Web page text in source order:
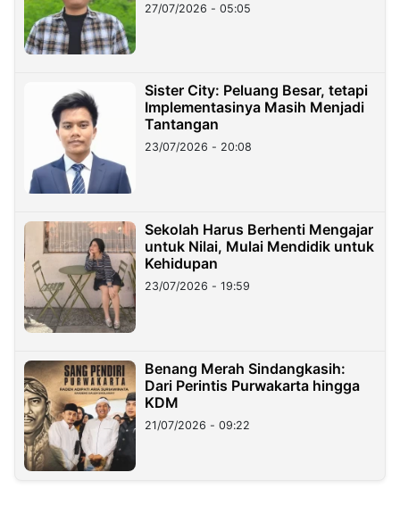
27/07/2026 - 05:05
Sister City: Peluang Besar, tetapi
Implementasinya Masih Menjadi
Tantangan
23/07/2026 - 20:08
Sekolah Harus Berhenti Mengajar
untuk Nilai, Mulai Mendidik untuk
Kehidupan
23/07/2026 - 19:59
Benang Merah Sindangkasih:
Dari Perintis Purwakarta hingga
KDM
21/07/2026 - 09:22